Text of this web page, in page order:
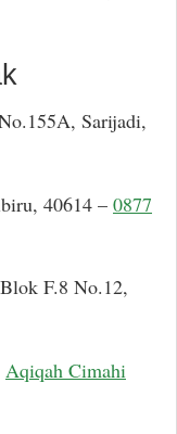
Sarijadi,
40614 – 0877
F.8 No.12,
Aqiqah Cimahi